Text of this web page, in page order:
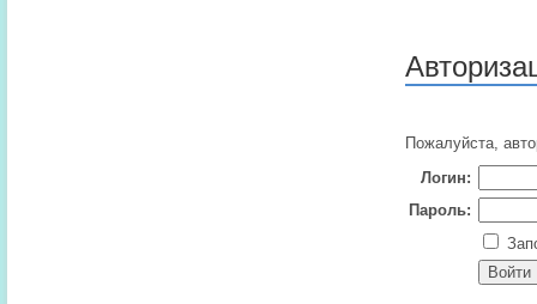
Пожалуйста,
Логин:
Пароль: